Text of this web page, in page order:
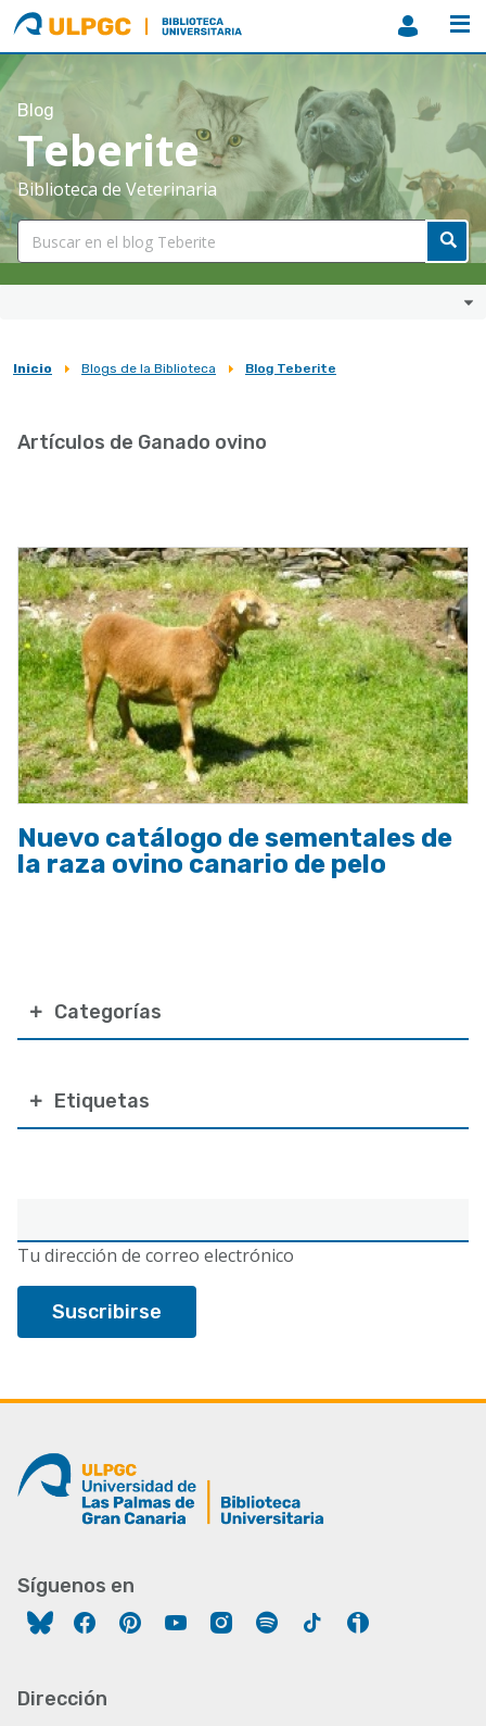
ULPGC
Biblioteca
ULPGC
Blog
Teberite
Biblioteca de Veterinaria
Sobrescribir
de
la
navegación
Inicio Blogs de la Biblioteca Blog Teberite
electrónico
Tu dirección de correo electrónico
Categorías
Etiquetas
Artículos de Ganado ovino
Nuevo catálogo de sementales de
la raza ovino canario de pelo
Síguenos en
FacebookPinterestYouTubeInstagram
Spotify Tiktok
Dirección